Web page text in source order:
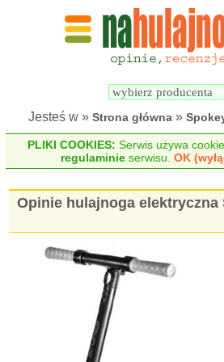
Jesteś w » Strona główna »
PLIKI COOKIES: Serwis używa
regulaminie serwisu.OK
Opinie hulajnoga elektryczna